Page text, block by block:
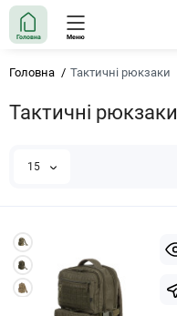
Головна Меню
Головна Тактичні рюкзаки
Тактичні рюкзаки
15